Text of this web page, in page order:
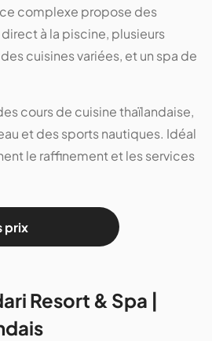
complexe propose des
à la piscine, plusieurs
cuisines variées, et un spa de
cours de cuisine thaïlandaise,
et des sports nautiques. Idéal
le raffinement et les services
prix
Resort & Spa |